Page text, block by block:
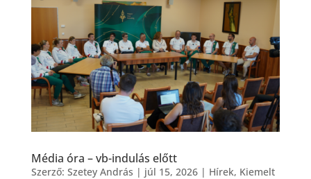
Média óra – vb-indulás előtt
Szerző: Szetey András | júl 15, 2026| Hírek, Kiemelt